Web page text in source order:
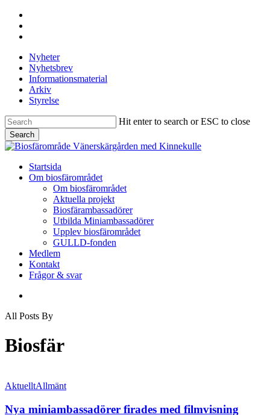
Skip
main
Nyheter
Nyhetsbrev
Informationsmaterial
Arkiv
Styrelse
Hit enter to search or ESC to close
Search
Close
search
Menu
Startsida
Om biosfärområdet
Om biosfärområdet
Aktuella projekt
Biosfärambassadörer
Utbilda Miniambassadörer
Upplev biosfärområdet
GULLD-fonden
Medlem
Kontakt
Frågor & svar
All Posts By
Biosfär
miniambassadörer
med
AktuelltAllmänt
Nya miniambassadörer firades med filmvisning